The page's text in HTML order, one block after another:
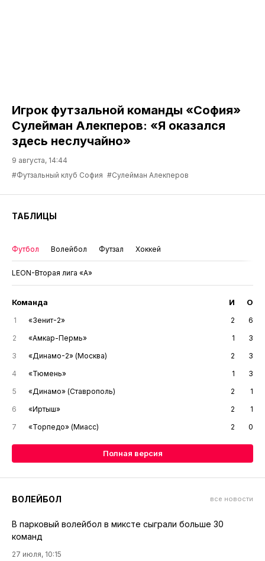
Игрок футзальной команды «София»
Сулейман Алекперов: «Я оказался
здесь неслучайно»
9 августа, 14:44
#Футзальный клуб София #Сулейман Алекперов
ТАБЛИЦЫ
Футбол Волейбол Футзал Хоккей
LEON-Вторая лига «А»
Команда И О
1 «Зенит-2» 2
6
2
«Амкар-Пермь» 1
3
3
«Динамо-2» (Москва) 2
3
4
«Тюмень» 1
3
5
«Динамо» (Ставрополь) 2
1
6
«Иртыш» 2
1
7
«Торпедо» (Миасс) 2 0
Полная версия
ВОЛЕЙБОЛ все новости
В парковый волейбол в миксте сыграли больше 30
команд
27 июля, 10:15